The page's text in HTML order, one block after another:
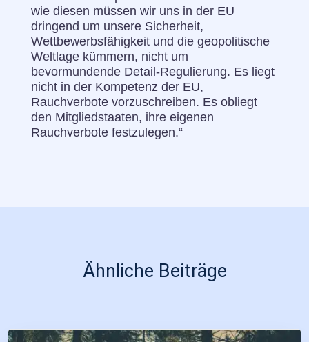
wie diesen müssen wir uns in der EU
dringend um unsere Sicherheit,
Wettbewerbsfähigkeit und die geopolitische
Weltlage kümmern, nicht um
bevormundende Detail-Regulierung. Es liegt
nicht in der Kompetenz der EU,
Rauchverbote vorzuschreiben. Es obliegt
den Mitgliedstaaten, ihre eigenen
Rauchverbote festzulegen.“
Ähnliche Beiträge